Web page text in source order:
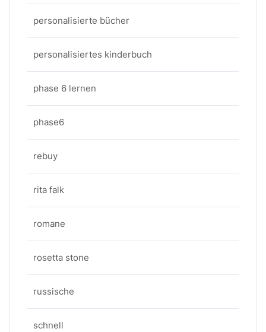
personalisierte bücher
personalisiertes kinderbuch
phase 6 lernen
phase6
rebuy
rita falk
romane
rosetta stone
russische
schnell